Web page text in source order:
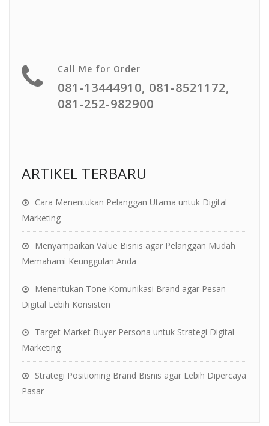
Call Me for Order
081-13444910, 081-8521172,
081-252-982900
ARTIKEL TERBARU
Cara Menentukan Pelanggan Utama untuk Digital
Marketing
Menyampaikan Value Bisnis agar Pelanggan Mudah
Memahami Keunggulan Anda
Menentukan Tone Komunikasi Brand agar Pesan
Digital Lebih Konsisten
Target Market Buyer Persona untuk Strategi Digital
Marketing
Strategi Positioning Brand Bisnis agar Lebih Dipercaya
Pasar